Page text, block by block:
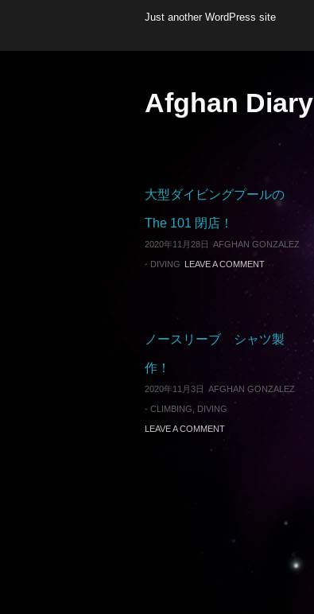
Just another WordPress site
Afghan Diary
大型ダイビングプールの
The 101 閉店！
2020年11月28日 AFGHAN GONZALEZ
- DIVING LEAVE A COMMENT
ノースリーブ シャツ製
作！
2020年11月3日 AFGHAN GONZALEZ
- CLIMBING DIVING
LEAVE A COMMENT